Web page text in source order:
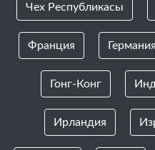
Чех Республикасы
Франция Германия
Гонг-Конг
Ирландия